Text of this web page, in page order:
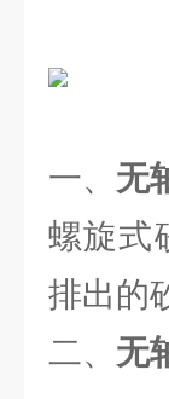
一、 无
螺旋式
排出的
二、 无